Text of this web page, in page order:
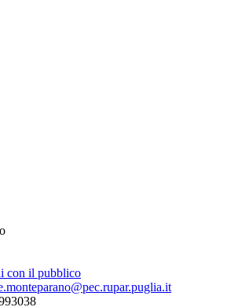
con il pubblico